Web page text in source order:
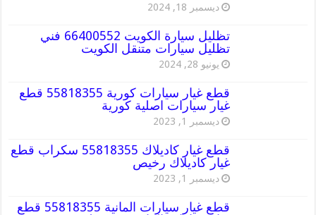
ديسمبر 18, 2024
تظليل سيارة الكويت 66400552 فني
تظليل سيارات متنقل الكويت
يونيو 28, 2024
قطع غيار سيارات كورية 55818355 قطع
غيار سيارات اصلية كورية
ديسمبر 1, 2023
قطع غيار كاديلاك 55818355 سكراب قطع
غيار كاديلاك رخيص
ديسمبر 1, 2023
قطع غيار سيارات المانية 55818355 قطع